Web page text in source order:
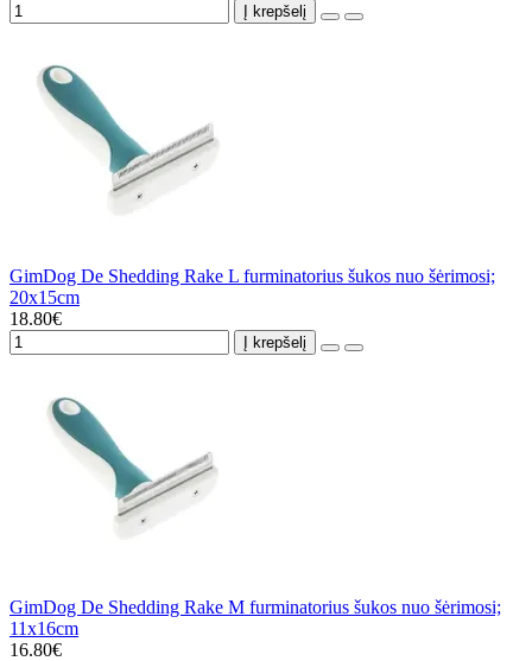
Į krepšelį
GimDog De Shedding Rake L furminatorius šukos nuo šėrimosi;
20x15cm
18.80€
Į krepšelį
GimDog De Shedding Rake M furminatorius šukos nuo šėrimosi;
11x16cm
16.80€